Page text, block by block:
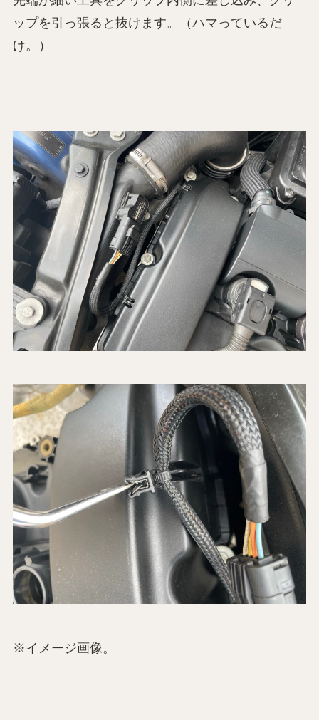
ップを引っ張ると抜けます。（ハマっているだ
け。）
※イメージ画像。